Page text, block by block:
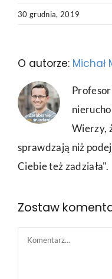
30 grudnia, 2019
O autorze: Michał
Wierzy,
sprawdzają niż
Ciebie też zadziała".
Zostaw
Comment